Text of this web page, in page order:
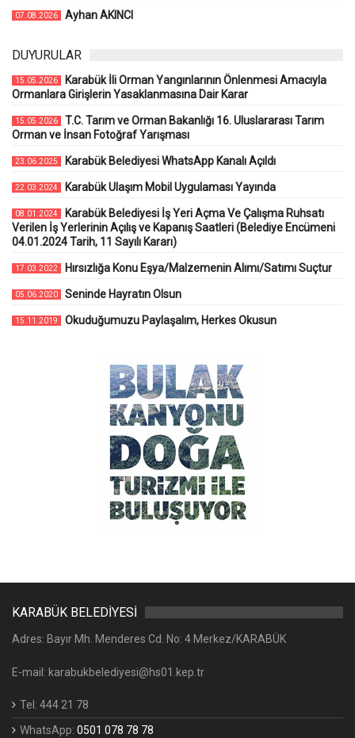
07.08.2026 Ayhan AKINCI
DUYURULAR
15.05.2026
Karabük İli Orman Yangınlarının Önlenmesi Amacıyla
Ormanlara Girişlerin Yasaklanmasına Dair Karar
15.05.2026
T.C. Tarım ve Orman Bakanlığı 16. Uluslararası Tarım
Orman ve İnsan Fotoğraf Yarışması
23.06.2025 Karabük Belediyesi WhatsApp Kanalı Açıldı
22.03.2024 Karabük Ulaşım Mobil Uygulaması Yayında
08.01.2024
Karabük Belediyesi İş Yeri Açma Ve Çalışma Ruhsatı
Verilen İş Yerlerinin Açılış ve Kapanış Saatleri (Belediye Encümeni
04.01.2024 Tarih, 11 Sayılı Kararı)
17.03.2022 Hırsızlığa Konu Eşya/Malzemenin Alımı/Satımı Suçtur
05.06.2020 Seninde Hayratın Olsun
15.11.2019 Okuduğumuzu Paylaşalım, Herkes Okusun
KARABÜK BELEDİYESİ
Adres: Bayır Mh. Menderes Cd. No: 4 Merkez/KARABÜK
E-mail: karabukbelediyesi@hs01.kep.tr
Tel: 444 21 78
WhatsApp: 0501 078 78 78